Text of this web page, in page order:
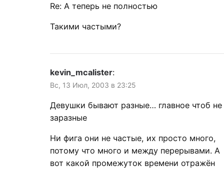
Re: А теперь не полностью
Такими частыми?
kevin_mcalister:
Вс, 13 Июл, 2003 в 23:25
Девушки бывают разные… главное чтоб не
заразные
Ни фига они не частые, их просто много,
потому что много и между перерывами. А
вот какой промежуток времени отражён